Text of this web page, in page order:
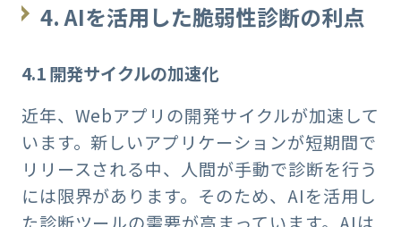
4. AIを活用した脆弱性診断の利点
4.1開発サイクルの加速化
近年、Webアプリの開発サイクルが加速して
います。新しいアプリケーションが短期間で
リリースされる中、人間が手動で診断を行う
には限界があります。そのため、AIを活用し